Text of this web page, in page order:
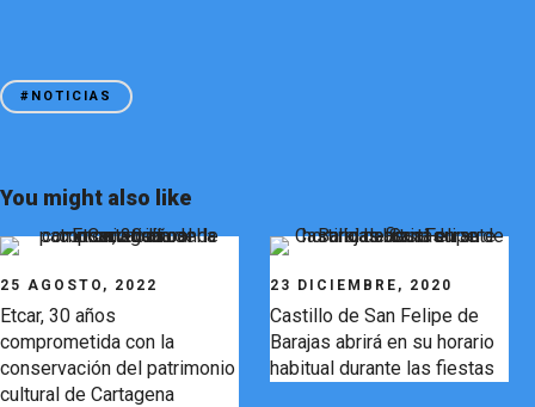
#NOTICIAS
You might also like
25 AGOSTO, 2022
Etcar, 30 años
comprometida con la
conservación del patrimonio
cultural de Cartagena
23 DICIEMBRE, 2020
Castillo de San Felipe de
Barajas abrirá en su horario
habitual durante las fiestas